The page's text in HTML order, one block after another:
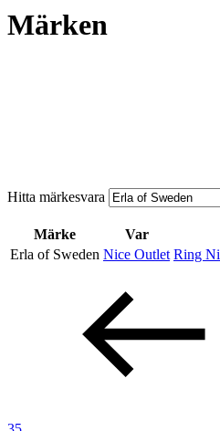
Mat och
Märken
Hitta märkesvara
Märke
Var
Erla of Sweden Nice Outlet Ring